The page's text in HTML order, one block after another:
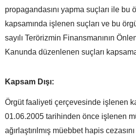
propagandasını yapma suçları ile bu
kapsamında işlenen suçları ve bu
sayılı Terörizmin Finansmanının
Kanunda düzenlenen suçları
Kapsam Dışı:
Örgüt faaliyeti çerçevesinde işlenen
01.06.2005 tarihinden önce işlenen
ağırlaştırılmış müebbet hapis